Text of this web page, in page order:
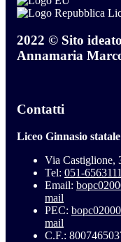
2022 © Sito
Annamaria
Contatti
Liceo Ginnasio
Via Castiglione,
Tel: 051-6563111
Email:
mail
PEC:
mail
C.F.: